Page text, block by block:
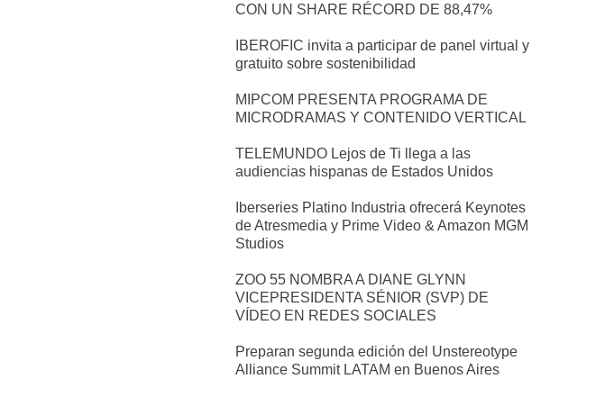
CON UN SHARE RÉCORD DE 88,47%
IBEROFIC invita a participar de panel virtual y
gratuito sobre sostenibilidad
MIPCOM PRESENTA PROGRAMA DE
MICRODRAMAS Y CONTENIDO VERTICAL
TELEMUNDO Lejos de Ti llega a las
audiencias hispanas de Estados Unidos
Iberseries Platino Industria ofrecerá Keynotes
de Atresmedia y Prime Video & Amazon MGM
Studios
ZOO 55 NOMBRA A DIANE GLYNN
VICEPRESIDENTA SÉNIOR (SVP) DE
VÍDEO EN REDES SOCIALES
Preparan segunda edición del Unstereotype
Alliance Summit LATAM en Buenos Aires